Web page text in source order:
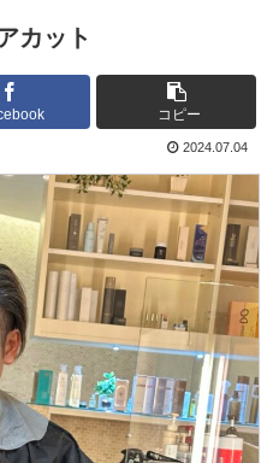
カット
コピー
2024.07.04